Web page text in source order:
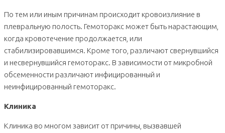
По тем или иным причинам происходит кровоизлияние в
плевральную полость. Гемоторакс может быть нарастающим,
когда кровотечение продолжается, или
стабилизировавшимся. Кроме того, различают свернувшийся
и несвернувшийся гемоторакс. В зависимости от микробной
обсеменности различают инфицированный и
неинфицированный гемоторакс.
Клиника
Клиника во многом зависит от причины, вызвавшей